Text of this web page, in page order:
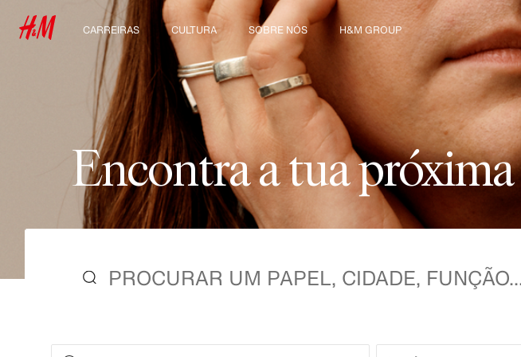
CARREIRAS
Descobre as nossas
áreas de trabalho
Estudantes e início de
carreira
CULTURA
A nossa cultura e
benefícios
SOBRE NÓS
Quem somos
Sustentabilidade
Inclusão & Diversidade
H&M GROUP
Explora o Grupo
Encontraatuapróxima